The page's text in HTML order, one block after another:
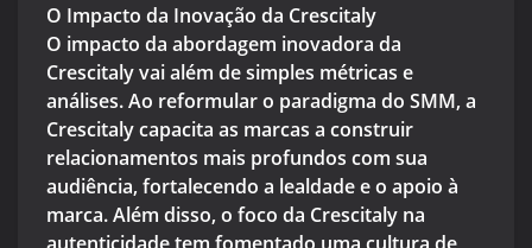
O Impacto da Inovação da Crescitaly
O impacto da abordagem inovadora da
Crescitaly vai além de simples métricas e
análises. Ao reformular o paradigma do SMM, a
Crescitaly capacita as marcas a construir
relacionamentos mais profundos com sua
audiência, fortalecendo a lealdade e o apoio à
marca. Além disso, o foco da Crescitaly na